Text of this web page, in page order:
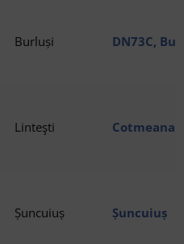
Burluși DN73C,
Linteşti Cotmeana
Șuncuiuș Șuncuiuș